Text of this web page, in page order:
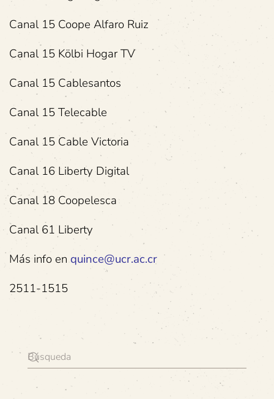
Canal 15 Coope Alfaro Ruiz
Canal 15 Kölbi Hogar TV
Canal 15 Cablesantos
Canal 15 Telecable
Canal 15 Cable Victoria
Canal 16 Liberty Digital
Canal 18 Coopelesca
Canal 61 Liberty
Más info en quince@ucr.ac.cr
2511-1515